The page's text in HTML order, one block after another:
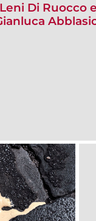
Di Ruocco